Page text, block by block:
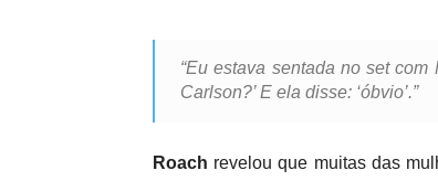
“Eu estava sentada no set
Carlson?’ E ela disse: ‘óbvio’.”
Roach revelou que muitas das